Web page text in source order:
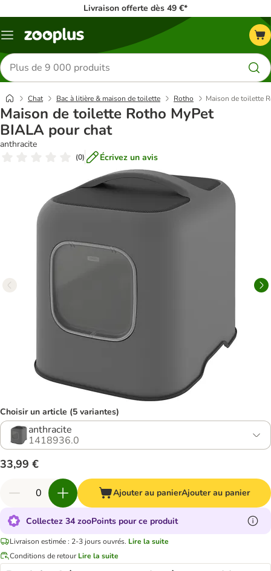
Livraison offerte dès 49 €*
Menu
Rechercher
des
produits
Chat Bac à litière & maison de toilette Rotho Maison de toilette
Maison de toilette Rotho MyPet
BIALA pour chat
anthracite
(0) Écrivez un avis
Choisir un article (5 variantes)
anthracite
1418936.0
33,99 €
Ajouter au panierAjouter au panier
Collectez 34 zooPoints pour ce produit
Livraison estimée : 2-3 jours ouvrés. Lire la suite
Conditions de retour Lire la suite